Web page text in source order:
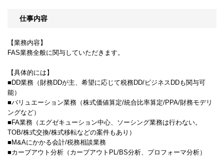
仕事内容
【業務内容】
FAS業務全般に関与していただきます。
【具体的には】
■DD業務（財務DDが主、希望に応じて税務DD/ビジネスDDも関与可
能）
■バリュエーション業務（株式価値算定/統合比率算定/PPA/財務モデリ
ングなど）
■FA業務（エグゼキューション中心、ソーシング業務は行わない。
TOB/株式交換/株式移転などの案件もあり）
■M&Aにかかる会計/税務相談業務
■カーブアウト分析（カーブアウトPL/BS分析、プロフォーマ分析）